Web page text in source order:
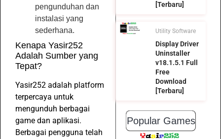
pengunduhan dan
instalasi yang
sederhana.
Kenapa Yasir252
Adalah Sumber yang
Tepat?
Yasir252 adalah platform
terpercaya untuk
mengunduh berbagai
game dan aplikasi.
Berbagai pengguna telah
[Terbaru]
Utility Software
Display Driver
Uninstaller
v18.1.5.1 Full
Free
Download
[Terbaru]
Popular Games